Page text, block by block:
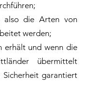
also die Arten von
werden;
erhält und wenn die
übermittelt
garantiert